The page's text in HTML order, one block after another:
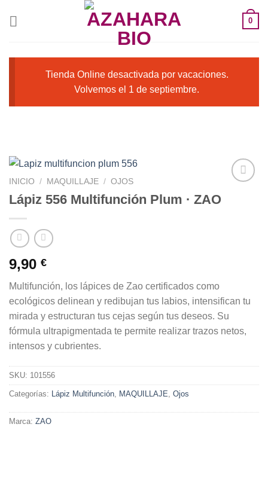
0
Tienda Online desactivada por vacaciones.
Volvemos el 1 de septiembre.
INICIO / MAQUILLAJE / OJOS
Lápiz 556 Multifunción Plum · ZAO
9,90 €
Multifunción, los lápices de Zao certificados como
ecológicos delinean y redibujan tus labios, intensifican tu
mirada y estructuran tus cejas según tus deseos. Su
fórmula ultrapigmentada te permite realizar trazos netos,
intensos y cubrientes.
SKU: 101556
Categorías: Lápiz Multifunción, MAQUILLAJE, Ojos
Marca: ZAO